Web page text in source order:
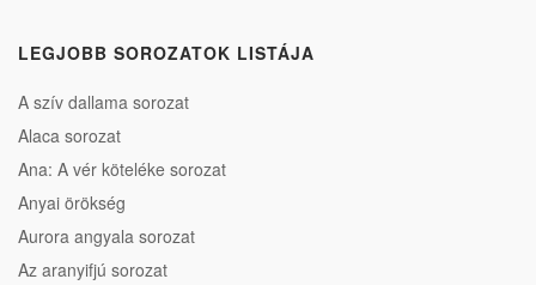
LEGJOBB SOROZATOK LISTÁJA
A szív dallama sorozat
Alaca sorozat
Ana: A vér köteléke sorozat
Anyai örökség
Aurora angyala sorozat
Az aranyifjú sorozat